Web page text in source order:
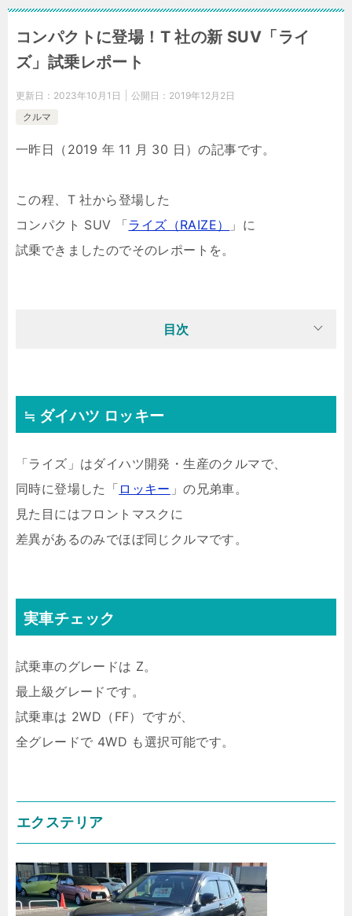
コンパクトに登場！T 社の新 SUV「ライ
ズ」試乗レポート
更新日： 2023年10月1日 公開日： 2019年12月2日
クルマ
一昨日（2019 年 11 月 30 日）の記事です。
この程、T 社から登場した
コンパクト SUV 「ライズ（RAIZE）
」に
試乗できましたのでそのレポートを。
目次
≒ ダイハツ ロッキー
「ライズ」はダイハツ開発・生産のクルマで、
同時に登場した「 ロッキー 」の兄弟車。
見た目にはフロントマスクに
差異があるのみでほぼ同じクルマです。
実車チェック
試乗車のグレードは Z。
最上級グレードです。
試乗車は 2WD（FF）ですが、
全グレードで 4WD も選択可能です。
エクステリア